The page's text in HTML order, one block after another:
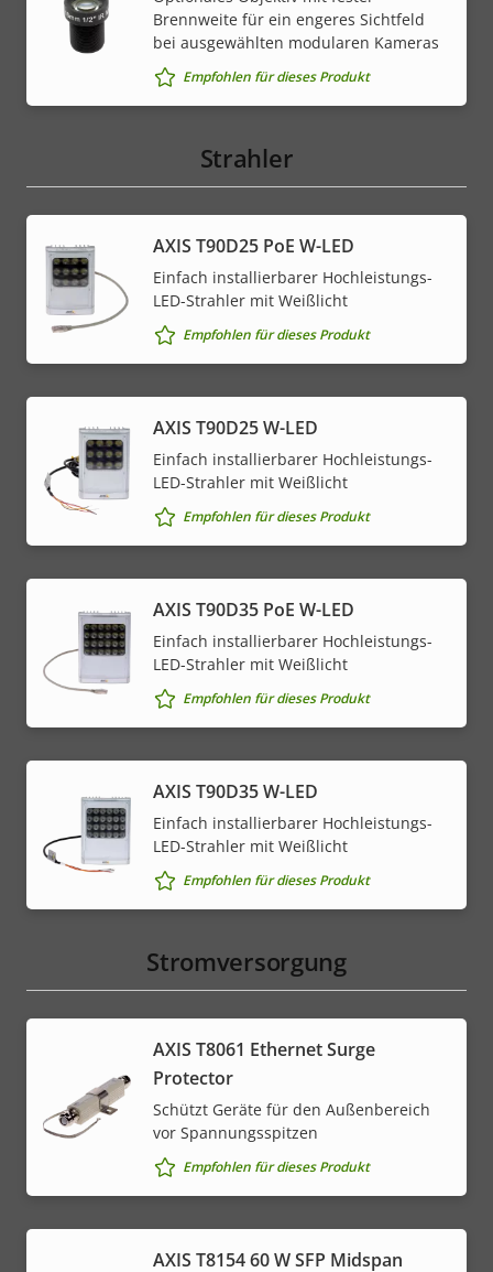
Brennweite für ein engeres Sichtfeld
bei ausgewählten modularen Kameras
Empfohlen für dieses Produkt
Strahler
AXIS T90D25 PoE W-LED
Einfach installierbarer Hochleistungs-
LED-Strahler mit Weißlicht
Empfohlen für dieses Produkt
AXIS T90D25 W-LED
Einfach installierbarer Hochleistungs-
LED-Strahler mit Weißlicht
Empfohlen für dieses Produkt
AXIS T90D35 PoE W-LED
Einfach installierbarer Hochleistungs-
LED-Strahler mit Weißlicht
Empfohlen für dieses Produkt
AXIS T90D35 W-LED
Einfach installierbarer Hochleistungs-
LED-Strahler mit Weißlicht
Empfohlen für dieses Produkt
Stromversorgung
AXIS T8061 Ethernet Surge
Protector
Schützt Geräte für den Außenbereich
vor Spannungsspitzen
Empfohlen für dieses Produkt
AXIS T8154 60 W SFP Midspan